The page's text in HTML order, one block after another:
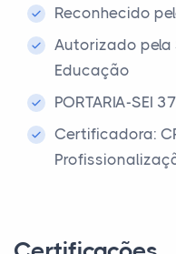
Reconhecido
Autorizado pela
Educação
PORTARIA-SEI
Certificadora: